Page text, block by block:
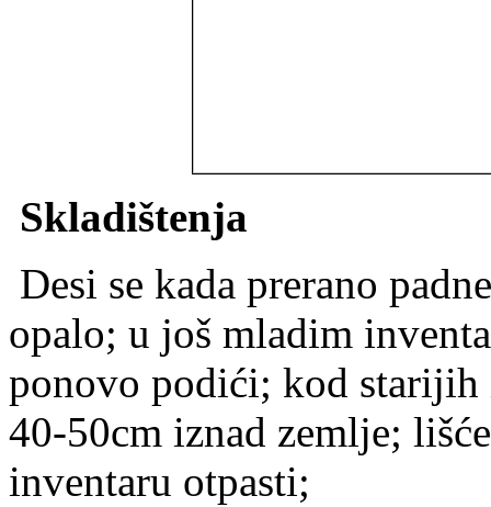
Skladištenja
Desi se kada prerano
opalo; u još mladim
ponovo podići; kod starijih
40-50cm iznad zemlje;
inventaru otpasti;